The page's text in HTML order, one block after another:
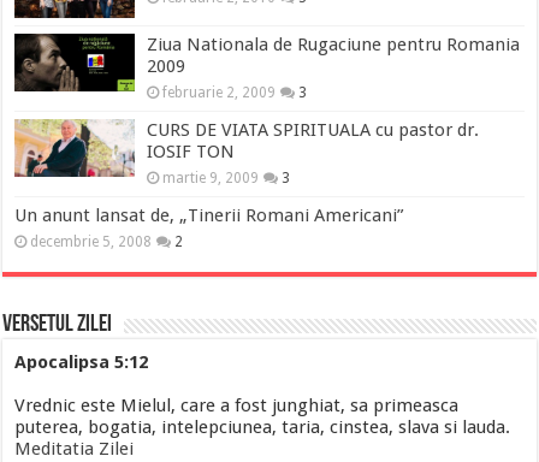
Ziua Nationala de Rugaciune pentru Romania
2009
februarie 2, 2009 3
CURS DE VIATA SPIRITUALA cu pastor dr.
IOSIF TON
martie 9, 2009 3
Un anunt lansat de, „Tinerii Romani Americani”
decembrie 5, 2008 2
Versetul Zilei
Apocalipsa 5:12
Vrednic este Mielul, care a fost junghiat, sa primeasca
puterea, bogatia, intelepciunea, taria, cinstea, slava si lauda.
Meditatia Zilei